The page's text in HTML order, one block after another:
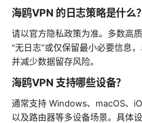
海鸥VPN 的日志策略是什么？
请以官方隐私政策为准。多数高
“无日志”或仅保留最小必要信息
并减少数据留存风险。
海鸥VPN 支持哪些设备？
通常支持 Windows、macOS、
以及路由器等多设备场景。具体